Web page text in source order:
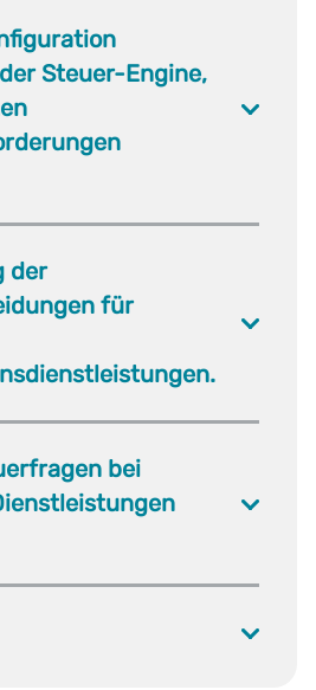
Steuer-Engine,
der
für
bei